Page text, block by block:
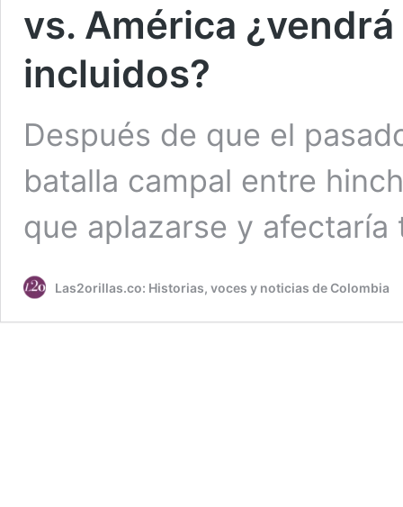
vs. América
incluidos?
Después de que el
batalla campal entre
que aplazarse y afectaría
Las2orillas.co: Historias, voces y noticias de Colombia